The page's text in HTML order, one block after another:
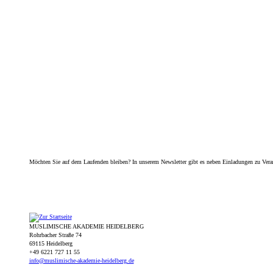
Möchten Sie auf dem Laufenden bleiben? In unserem Newsletter gibt es neben Einladungen zu
MUSLIMISCHE AKADEMIE HEIDELBERG
Rohrbacher Straße 74
69115 Heidelberg
+49 6221 727 11 55
info@muslimische-akademie-heidelberg.de